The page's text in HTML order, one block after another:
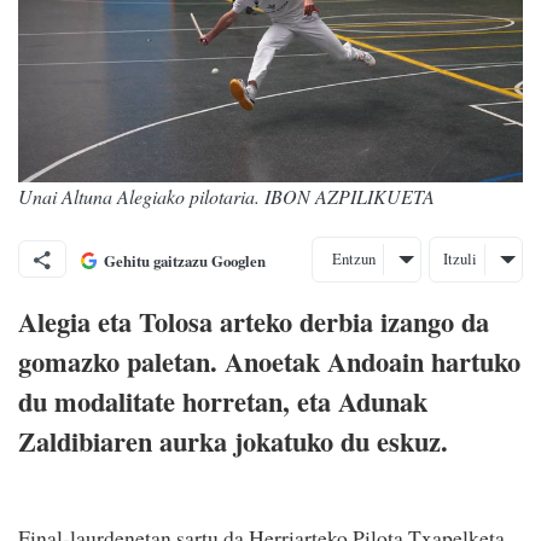
Unai Altuna Alegiako pilotaria. IBON AZPILIKUETA
Gehitu gaitzazu Googlen Entzun Itzuli
Alegia eta Tolosa arteko derbia izango da
gomazko paletan. Anoetak Andoain hartuko
du modalitate horretan, eta Adunak
Zaldibiaren aurka jokatuko du eskuz.